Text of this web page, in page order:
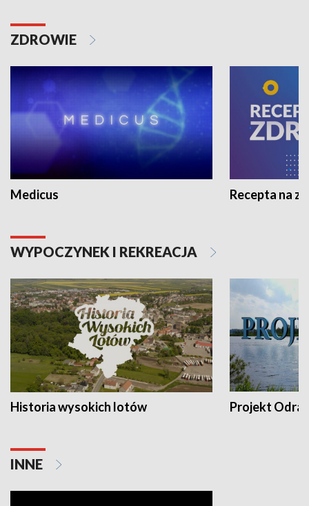
ZDROWIE
Medicus Recepta na
WYPOCZYNEK I REKREACJA
Historia wysokich lotów Projekt Odra
INNE